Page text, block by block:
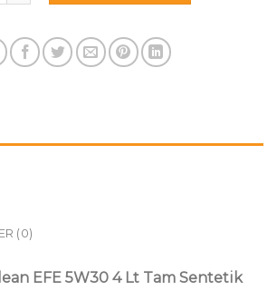
(0)
EFE 5W30 4 Lt Tam Sentetik